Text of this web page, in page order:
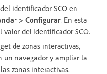
identificador SCO en
> Configurar. En esta
del identificador SCO.
de zonas interactivas,
un navegador y ampliar la
zonas interactivas.